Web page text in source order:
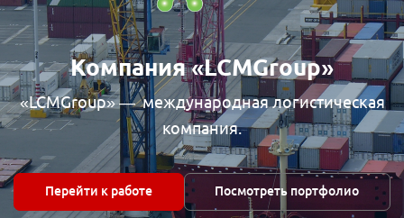
Компания «LCMGroup»
«LCMGroup» — международная логистическая
компания.
Перейти к работе Посмотреть портфолио